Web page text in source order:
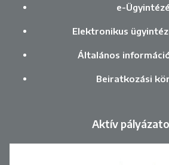
e-
Elektronikus
Általános
Beiratkozási
Aktív